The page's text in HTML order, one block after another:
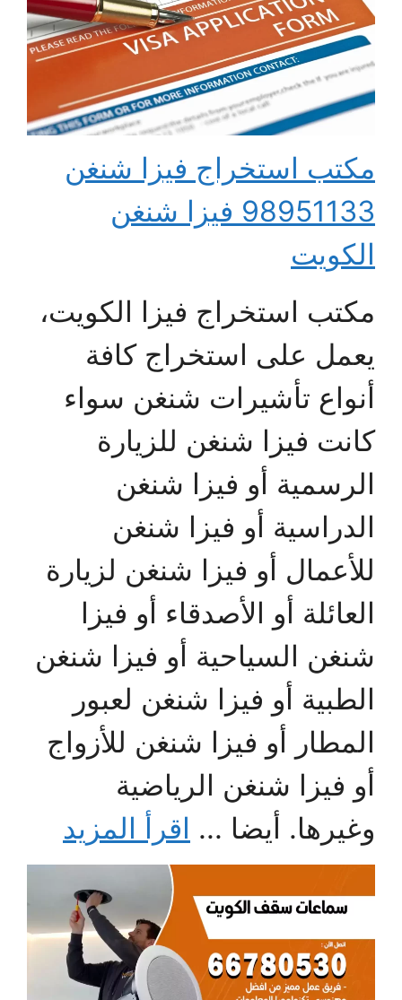
مكتب استخراج فيزا شنغن
98951133 فيزا شنغن
الكويت
مكتب استخراج فيزا الكويت،
يعمل على استخراج كافة
أنواع تأشيرات شنغن سواء
كانت فيزا شنغن للزيارة
الرسمية أو فيزا شنغن
الدراسية أو فيزا شنغن
للأعمال أو فيزا شنغن لزيارة
العائلة أو الأصدقاء أو فيزا
شنغن السياحية أو فيزا شنغن
الطبية أو فيزا شنغن لعبور
المطار أو فيزا شنغن للأزواج
أو فيزا شنغن الرياضية
وغيرها. أيضا ... اقرأ المزيد